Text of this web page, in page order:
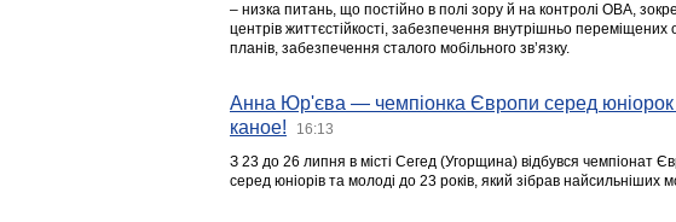
– низка питань, що постійно в полі зору й на контролі ОВА,
центрів життєстійкості, забезпечення внутрішньо
планів, забезпечення сталого мобільного зв’язку.
Анна Юр'єва — чемпіонка Європи серед юніорок
каное!
16:13
З 23 до 26 липня в місті Сегед (Угорщина) відбувся чемпіонат
серед юніорів та молоді до 23 років, який зібрав найсильніших